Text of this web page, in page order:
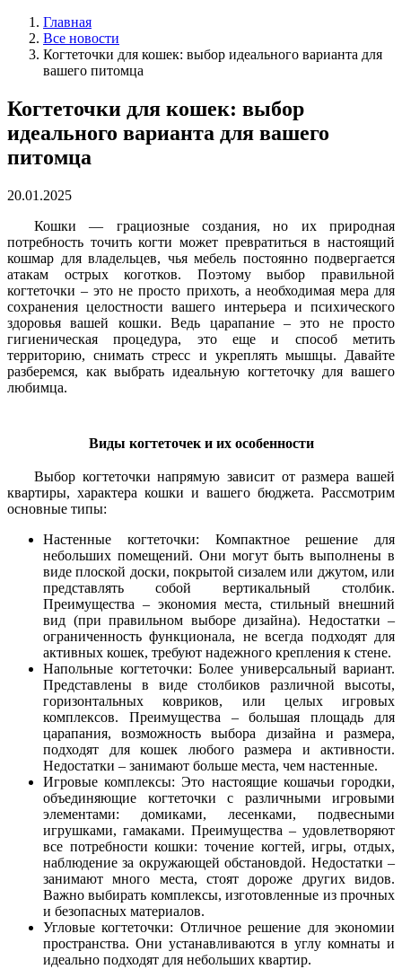
Главная
Все новости
Когтеточки для кошек: выбор идеального варианта для
вашего питомца
Когтеточки для кошек: выбор
идеального варианта для вашего
питомца
20.01.2025
Кошки — грациозные создания, но их природная
потребность точить когти может превратиться в настоящий
кошмар для владельцев, чья мебель постоянно подвергается
атакам острых коготков. Поэтому выбор правильной
когтеточки – это не просто прихоть, а необходимая мера для
сохранения целостности вашего интерьера и психического
здоровья вашей кошки. Ведь царапание – это не просто
гигиеническая процедура, это еще и способ метить
территорию, снимать стресс и укреплять мышцы. Давайте
разберемся, как выбрать идеальную когтеточку для вашего
любимца.
Виды когтеточек и их особенности
Выбор когтеточки напрямую зависит от размера вашей
квартиры, характера кошки и вашего бюджета. Рассмотрим
основные типы:
Настенные когтеточки: Компактное решение для
небольших помещений. Они могут быть выполнены в
виде плоской доски, покрытой сизалем или джутом, или
представлять собой вертикальный столбик.
Преимущества – экономия места, стильный внешний
вид (при правильном выборе дизайна). Недостатки –
ограниченность функционала, не всегда подходят для
активных кошек, требуют надежного крепления к стене.
Напольные когтеточки: Более универсальный вариант.
Представлены в виде столбиков различной высоты,
горизонтальных ковриков, или целых игровых
комплексов. Преимущества – большая площадь для
царапания, возможность выбора дизайна и размера,
подходят для кошек любого размера и активности.
Недостатки – занимают больше места, чем настенные.
Игровые комплексы: Это настоящие кошачьи городки,
объединяющие когтеточки с различными игровыми
элементами: домиками, лесенками, подвесными
игрушками, гамаками. Преимущества – удовлетворяют
все потребности кошки: точение когтей, игры, отдых,
наблюдение за окружающей обстановдой. Недостатки –
занимают много места, стоят дороже других видов.
Важно выбирать комплексы, изготовленные из прочных
и безопасных материалов.
Угловые когтеточки: Отличное решение для экономии
пространства. Они устанавливаются в углу комнаты и
идеально подходят для небольших квартир.